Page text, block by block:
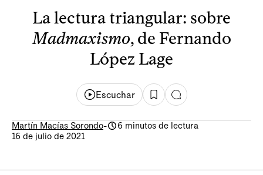
La lectura triangular: sobre
Madmaxismo, de Fernando
López Lage
Escuchar
Martín Macías Sorondo-
6 minutos de lectura
16 de julio de 2021